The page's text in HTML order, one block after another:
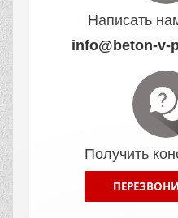
Написать
info@beton-v-
Получить